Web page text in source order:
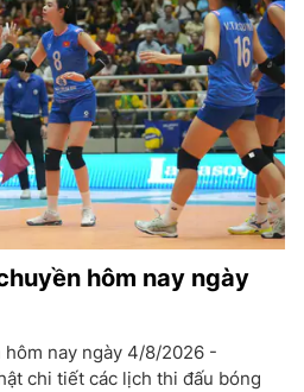
hôm nay ngày
nay ngày 4/8/2026 -
chi tiết các lịch thi đấu bóng